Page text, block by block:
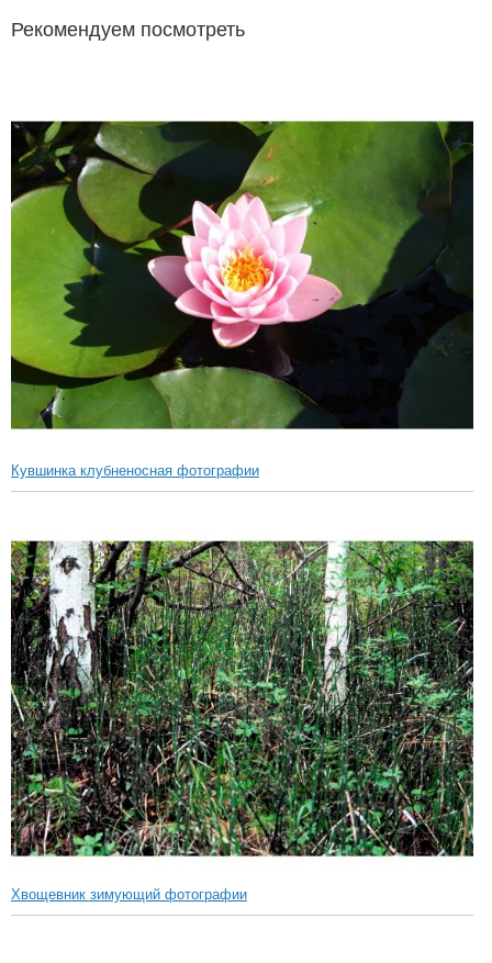
Рекомендуем посмотреть
Кувшинка клубненосная фотографии
Хвощевник зимующий фотографии